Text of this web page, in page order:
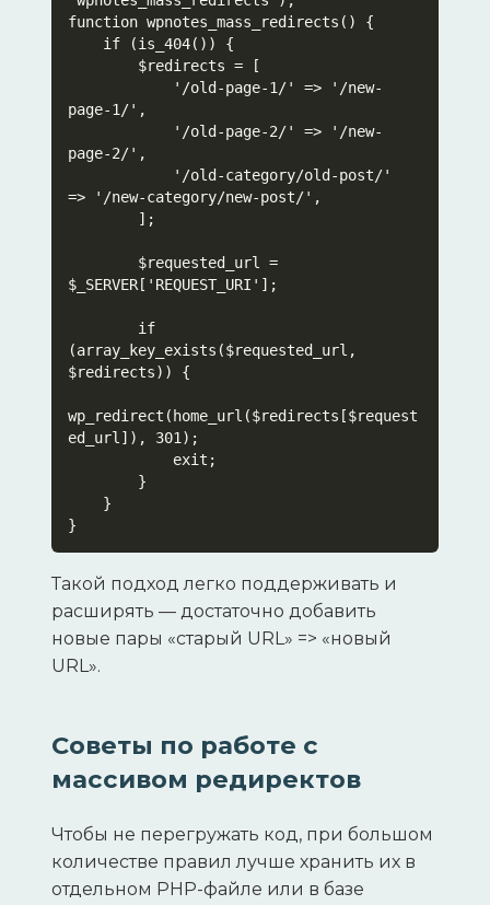
function wpnotes_mass_redirects() {
page-1/',
page-2/',
=> '/new-category/new-post/',
$_SERVER['REQUEST_URI'];
(array_key_exists($requested_url,
$redirects)) {
wp_redirect(home_url($redirects[$request
ed_url]), 301);
}
Такой подход легко поддерживать и
расширять — достаточно добавить
новые пары «старый URL» => «новый
URL».
Советы по работе с
массивом редиректов
Чтобы не перегружать код, при большом
количестве правил лучше хранить их в
отдельном PHP-файле или в базе